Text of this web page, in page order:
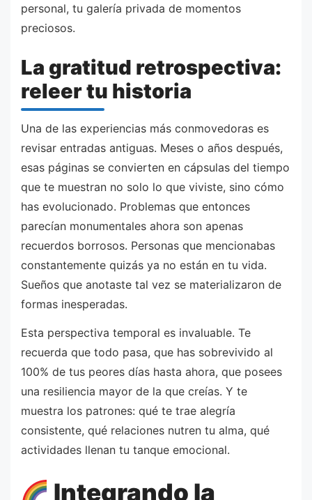
personal, tu galería privada de momentos
preciosos.
La gratitud retrospectiva:
releer tu historia
Una de las experiencias más conmovedoras es
revisar entradas antiguas. Meses o años después,
esas páginas se convierten en cápsulas del tiempo
que te muestran no solo lo que viviste, sino cómo
has evolucionado. Problemas que entonces
parecían monumentales ahora son apenas
recuerdos borrosos. Personas que mencionabas
constantemente quizás ya no están en tu vida.
Sueños que anotaste tal vez se materializaron de
formas inesperadas.
Esta perspectiva temporal es invaluable. Te
recuerda que todo pasa, que has sobrevivido al
100% de tus peores días hasta ahora, que posees
una resiliencia mayor de la que creías. Y te
muestra los patrones: qué te trae alegría
consistente, qué relaciones nutren tu alma, qué
actividades llenan tu tanque emocional.
Integrando la